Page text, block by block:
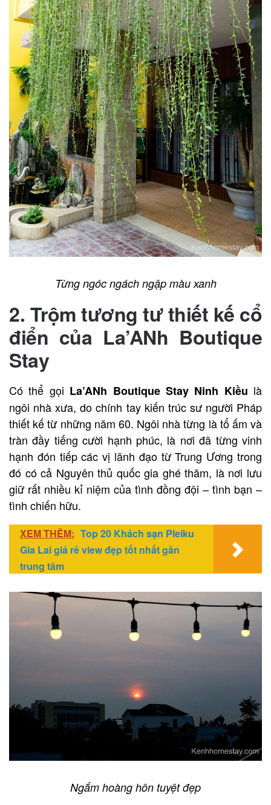
Từng ngóc ngách ngập màu xanh
2. Trộm tương tư thiết kế cổ
điển của La’ANh Boutique
Stay
Có thể gọi La’ANh Boutique Stay Ninh Kiều là
ngôi nhà xưa, do chính tay kiến trúc sư người Pháp
thiết kế từ những năm 60. Ngôi nhà từng là tổ ấm và
tràn đầy tiếng cười hạnh phúc, là nơi đã từng vinh
hạnh đón tiếp các vị lãnh đạo từ Trung Ương trong
đó có cả Nguyên thủ quốc gia ghé thăm, là nơi lưu
giữ rất nhiều kỉ niệm của tình đồng đội – tình bạn –
tình chiến hữu.
XEM THÊM: Top 20 Khách sạn Pleiku
Gia Lai giá rẻ view đẹp tốt nhất gần
trung tâm
Ngắm hoàng hôn tuyệt đẹp